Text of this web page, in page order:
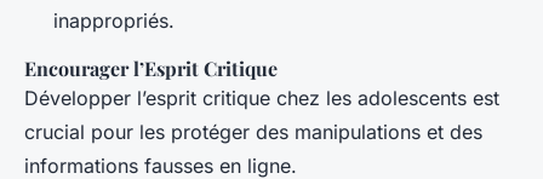
inappropriés.
Encourager l’Esprit Critique
Développer l’esprit critique chez les adolescents est
crucial pour les protéger des manipulations et des
informations fausses en ligne.